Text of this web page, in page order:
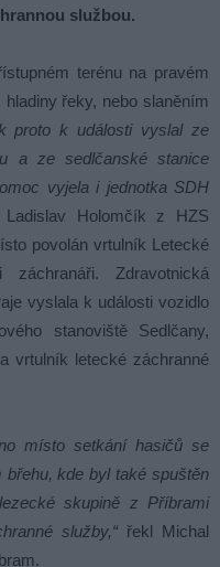
službou.
terénu na pravém
řeky, nebo slaněním
proto k události vyslal ze
a ze sedlčanské stanice
vyjela i jednotka SDH
Holomčík z HZS
povolán vrtulník Letecké
Zdravotnická
vyslala k události vozidlo
stanoviště Sedlčany,
vrtulník letecké záchranné
místo setkání hasičů se
kde byl také spuštěn
skupině z Příbrami
služby,“řekl Michal